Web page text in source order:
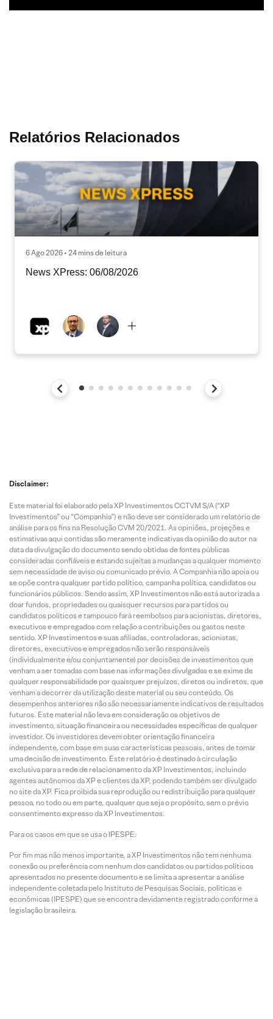
Relatórios Relacionados
6 Ago 2026 • 24 mins de leitura
News XPress: 06/08/2026
Disclaimer:
Este material foi elaborado pela XP Investimentos CCTVM S/A (“XP
Investimentos” ou “Companhia”) e não deve ser considerado um relatório de
análise para os fins na Resolução CVM 20/2021. As opiniões, projeções e
estimativas aqui contidas são meramente indicativas da opinião do autor na
data da divulgação do documento sendo obtidas de fontes públicas
consideradas confiáveis e estando sujeitas a mudanças a qualquer momento
sem necessidade de aviso ou comunicado prévio. A Companhia não apoia ou
se opõe contra qualquer partido político, campanha política, candidatos ou
funcionários públicos. Sendo assim, XP Investimentos não está autorizada a
doar fundos, propriedades ou quaisquer recursos para partidos ou
candidatos políticos e tampouco fará reembolsos para acionistas, diretores,
executivos e empregados com relação a contribuições ou gastos neste
sentido. XP Investimentos e suas afiliadas, controladoras, acionistas,
diretores, executivos e empregados não serão responsáveis
(individualmente e/ou conjuntamente) por decisões de investimentos que
venham a ser tomadas com base nas informações divulgadas e se exime de
qualquer responsabilidade por quaisquer prejuízos, diretos ou indiretos, que
venham a decorrer da utilização deste material ou seu conteúdo. Os
desempenhos anteriores não são necessariamente indicativos de resultados
futuros. Este material não leva em consideração os objetivos de
investimento, situação financeira ou necessidades específicas de qualquer
investidor. Os investidores devem obter orientação financeira
independente, com base em suas características pessoais, antes de tomar
uma decisão de investimento. Este relatório é destinado à circulação
exclusiva para a rede de relacionamento da XP Investimentos, incluindo
agentes autônomos da XP e clientes da XP, podendo também ser divulgado
no site da XP. Fica proibida sua reprodução ou redistribuição para qualquer
pessoa, no todo ou em parte, qualquer que seja o propósito, sem o prévio
consentimento expresso da XP Investimentos.
Para os casos em que se usa o IPESPE:
Por fim mas não menos importante, a XP Investimentos não tem nenhuma
conexão ou preferência com nenhum dos candidatos ou partidos políticos
apresentados no presente documento e se limita a apresentar a análise
independente coletada pelo Instituto de Pesquisas Sociais, políticas e
econômicas (IPESPE) que se encontra devidamente registrado conforme a
legislação brasileira.